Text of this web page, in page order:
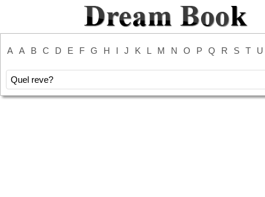
A A B C D E F G H I J K L M N O P Q R S T U